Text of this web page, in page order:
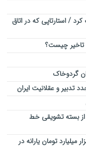
کرد / استارتاپی که در اتاق
تاخیر چیست؟
گردوخاک
تدبیر و عقلانیت ایران
بسته تشویقی خط
هم اجرا می شود؟ | توزیع ۳۸ هزار میلیارد تومان یارانه در